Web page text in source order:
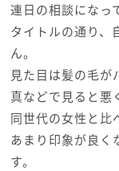
連日の相談になっ
タイトルの通り、
ん。
見た目は髪の毛が
真などで見ると悪
同世代の女性と比
あまり印象が良く
す。